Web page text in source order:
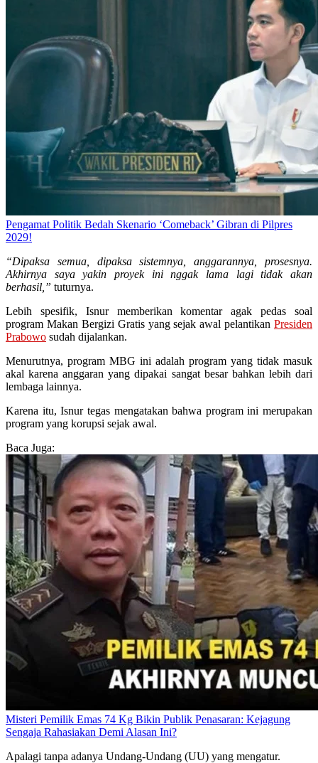
Pengamat Politik Bedah Skenario ‘Comeback’ Gibran di Pilpres
2029!
“Dipaksa semua, dipaksa sistemnya, anggarannya, prosesnya.
Akhirnya saya yakin proyek ini nggak lama lagi tidak akan
berhasil,” tuturnya.
Lebih spesifik, Isnur memberikan komentar agak pedas soal
program Makan Bergizi Gratis yang sejak awal pelantikan Presiden
Prabowo sudah dijalankan.
Menurutnya, program MBG ini adalah program yang tidak masuk
akal karena anggaran yang dipakai sangat besar bahkan lebih dari
lembaga lainnya.
Karena itu, Isnur tegas mengatakan bahwa program ini merupakan
program yang korupsi sejak awal.
Baca Juga:
Misteri Pemilik Emas 74 Kg Bikin Publik Penasaran: Kejagung
Sengaja Rahasiakan Demi Alasan Ini?
Apalagi tanpa adanya Undang-Undang (UU) yang mengatur.